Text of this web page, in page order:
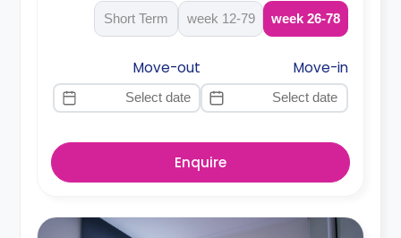
26-78 week
12-79 week
Short Term
Move-in
Move-out
Enquire